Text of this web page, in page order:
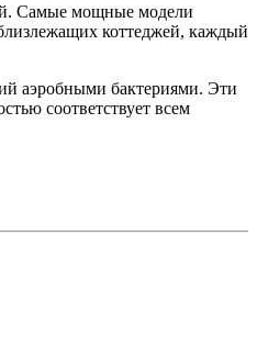
Самые мощные модели
коттеджей, каждый
аэробными бактериями. Эти
соответствует всем